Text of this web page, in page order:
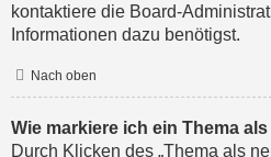
kontaktiere die Board-
Informationen dazu benötigst.
Nach oben
Wie markiere ich ein Thema
Durch Klicken des „Thema als